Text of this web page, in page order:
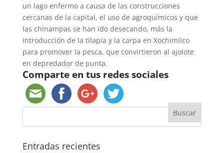
un lago enfermo a causa de las construcciones
cercanas de la capital, el uso de agroquímicos y que
las chinampas se han ido desecando, más la
introducción de la tilapia y la carpa en Xochimilco
para promover la pesca, que convirtieron al ajolote
en depredador de punta.
Comparte en tus redes sociales
Entradas recientes